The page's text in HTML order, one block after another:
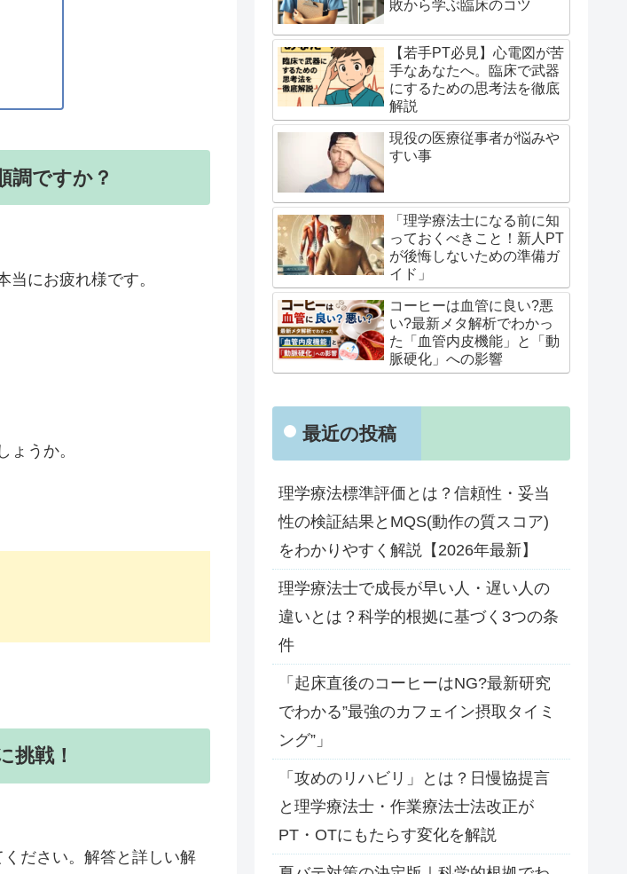
調ですか？
にお疲れ様です。
うか。
挑戦！
ださい。解答と詳しい解
敗から学ぶ臨床のコツ
【若手PT必見】心電図が苦
手なあなたへ。臨床で武器
にするための思考法を徹底
解説
現役の医療従事者が悩みや
すい事
「理学療法士になる前に知
っておくべきこと！新人PT
が後悔しないための準備ガ
イド」
コーヒーは血管に良い?悪
い?最新メタ解析でわかっ
た「血管内皮機能」と「動
脈硬化」への影響
最近の投稿
理学療法標準評価とは？信頼性・妥当
性の検証結果とMQS(動作の質スコア)
をわかりやすく解説【2026年最新】
理学療法士で成長が早い人・遅い人の
違いとは？科学的根拠に基づく3つの条
件
「起床直後のコーヒーはNG?最新研究
でわかる”最強のカフェイン摂取タイミ
ング”」
「攻めのリハビリ」とは？日慢協提言
と理学療法士・作業療法士法改正が
PT・OTにもたらす変化を解説